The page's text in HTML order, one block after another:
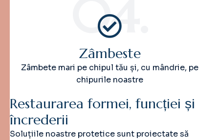
04.
Zâmbeste
Zâmbete mari pe chipul tău și, cu mândrie, pe
chipurile noastre
Restaurarea formei, funcției și
încrederii
Soluțiile noastre protetice sunt proiectate să